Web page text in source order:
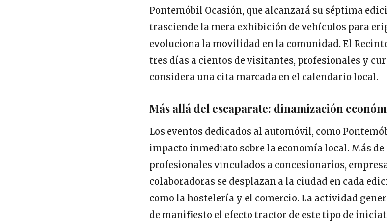
Pontemóbil Ocasión, que alcanzará su séptima
trasciende la mera exhibición de vehículos para
evoluciona la movilidad en la comunidad. El
tres días a cientos de visitantes, profesionales y
considera una cita marcada en el calendario local.
Más allá del escaparate: dinamización
Los eventos dedicados al automóvil, como
impacto inmediato sobre la economía local. Más de
profesionales vinculados a concesionarios,
colaboradoras se desplazan a la ciudad en cada
como la hostelería y el comercio. La actividad
de manifiesto el efecto tractor de este tipo de